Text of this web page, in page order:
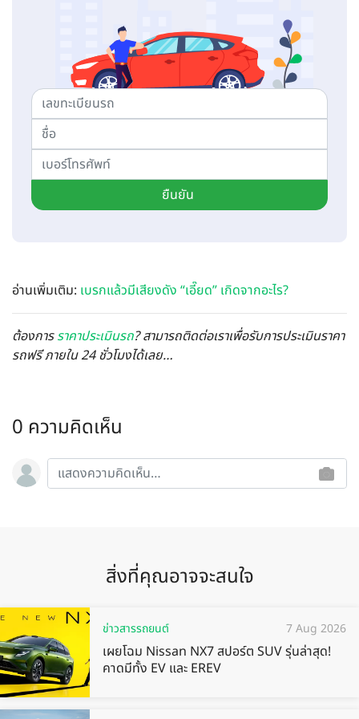
ยืนยัน
อ่านเพิ่มเติม: เบรกแล้วมีเสียงดัง “เอี๊ยด” เกิดจากอะไร?
ต้องการราคาประเมินรถ? สามารถติดต่อเราเพื่อรับการประเมินราคา
รถฟรี ภายใน 24 ชั่วโมงได้เลย…
0 ความคิดเห็น
สิ่งที่คุณอาจจะสนใจ
ข่าวสารรถยนต์ 7 Aug 2026
เผยโฉม Nissan NX7 สปอร์ต SUV รุ่นล่าสุด!
คาดมีทั้ง EV และ EREV